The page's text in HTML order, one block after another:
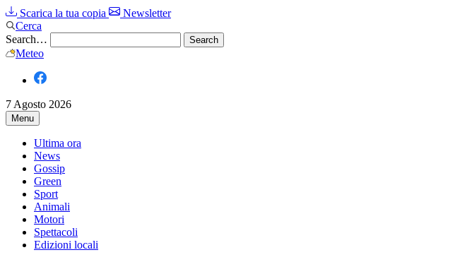
Scarica la tua copia
Newsletter
Cerca
Search…
Meteo
7 Agosto 2026
Menu
Ultima ora
News
Gossip
Green
Sport
Animali
Motori
Spettacoli
Edizioni locali